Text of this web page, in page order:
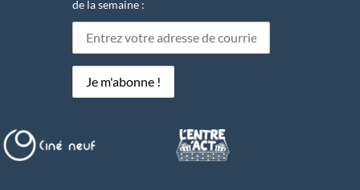
de la semaine :